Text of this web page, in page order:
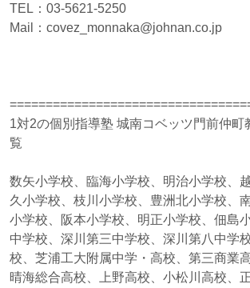
TEL：03-5621-5250
Mail：covez_monnaka@johnan.co.jp
1対2の個別指導塾 城南コベッツ門前仲
覧
数矢小学校、臨海小学校、明治小学校、
久小学校、枝川小学校、豊洲北小学校、
小学校、阪本小学校、明正小学校、佃島
中学校、深川第三中学校、深川第八中学
校、芝浦工大附属中学・高校、第三商業
晴海総合高校、上野高校、小松川高校、